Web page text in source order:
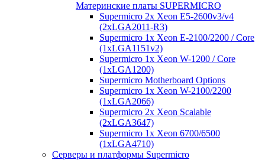
Материнские платы SUPERMICRO
Supermicro 2x Xeon E5-2600v3/v4
(2xLGA2011-R3)
Supermicro 1x Xeon E-2100/2200 / Core
(1xLGA1151v2)
Supermicro 1x Xeon W-1200 / Core
(1xLGA1200)
Supermicro Motherboard Options
Supermicro 1x Xeon W-2100/2200
(1xLGA2066)
Supermicro 2x Xeon Scalable
(2xLGA3647)
Supermicro 1x Xeon 6700/6500
(1xLGA4710)
Серверы и платформы Supermicro